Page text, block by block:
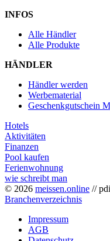
INFOS
Alle Händler
Alle Produkte
HÄNDLER
Händler werden
Werbematerial
Geschenkgutschein
Hotels
Aktivitäten
Finanzen
Pool kaufen
Ferienwohnung
wie schreibt man
© 2026 meissen.online //
Branchenverzeichnis
Impressum
AGB